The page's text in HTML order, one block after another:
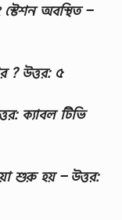
স্টেশন অবস্থিত –
? উত্তর: ৫
ক্যাবল টিভি
শুরু হয় – উত্তর: